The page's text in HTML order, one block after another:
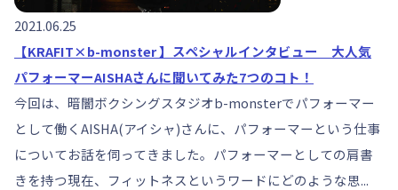
2021.06.25
【KRAFIT×b-monster 】スペシャルインタビュー 大人気
パフォーマーAISHAさんに聞いてみた7つのコト！
今回は、暗闇ボクシングスタジオb-monsterでパフォーマー
として働くAISHA(アイシャ)さんに、パフォーマーという仕事
についてお話を伺ってきました。パフォーマーとしての肩書
きを持つ現在、フィットネスというワードにどのような思...